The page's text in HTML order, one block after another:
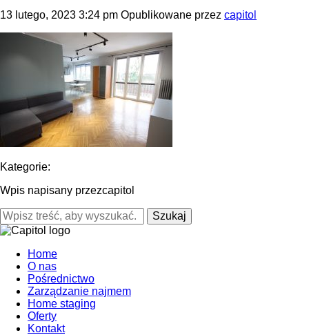
13 lutego, 2023 3:24 pm Opublikowane przez capitol
Kategorie:
Wpis napisany przezcapitol
Szukaj
Home
O nas
Pośrednictwo
Zarządzanie najmem
Home staging
Oferty
Kontakt